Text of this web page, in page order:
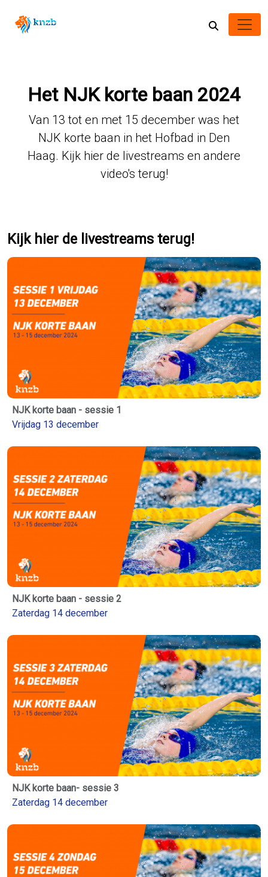
Het NJK korte baan 2024
Van 13 tot en met 15 december was het
NJK korte baan in het Hofbad in Den
Haag. Kijk hier de livestreams en andere
video's terug!
Kijk hier de livestreams terug!
NJK korte baan - sessie 1
Vrijdag 13 december
NJK korte baan - sessie 2
Zaterdag 14 december
NJK korte baan- sessie 3
Zaterdag 14 december